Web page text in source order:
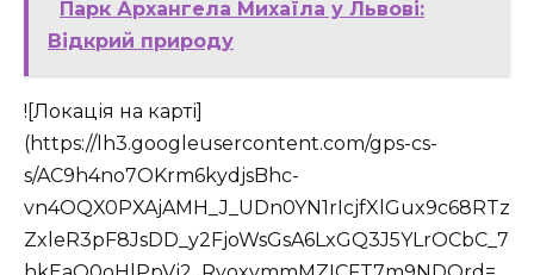
Парк Архангела Михаїла у Львові:
Відкрий природу
![Локація на карті]
(https://lh3.googleusercontent.com/gps-cs-
s/AC9h4no7OKrm6kydjsBhc-
vn4OQX0PXAjAMH_J_UDn0YN1rIcjfXlGux9c68RTz
ZxleR3pF8JsDD_y2FjoWsGsA6LxGQ3J5YLrOCbC_7